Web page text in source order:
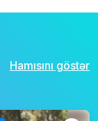
Hamısını göstər